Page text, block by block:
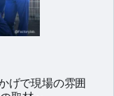
げで現場の雰囲